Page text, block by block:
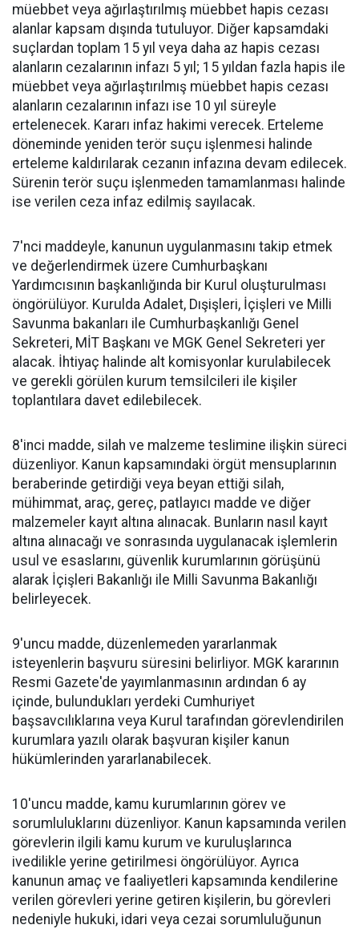
müebbet veya ağırlaştırılmış müebbet hapis cezası
alanlar kapsam dışında tutuluyor. Diğer kapsamdaki
suçlardan toplam 15 yıl veya daha az hapis cezası
alanların cezalarının infazı 5 yıl; 15 yıldan fazla hapis ile
müebbet veya ağırlaştırılmış müebbet hapis cezası
alanların cezalarının infazı ise 10 yıl süreyle
ertelenecek. Kararı infaz hakimi verecek. Erteleme
döneminde yeniden terör suçu işlenmesi halinde
erteleme kaldırılarak cezanın infazına devam edilecek.
Sürenin terör suçu işlenmeden tamamlanması halinde
ise verilen ceza infaz edilmiş sayılacak.
7'nci maddeyle, kanunun uygulanmasını takip etmek
ve değerlendirmek üzere Cumhurbaşkanı
Yardımcısının başkanlığında bir Kurul oluşturulması
öngörülüyor. Kurulda Adalet, Dışişleri, İçişleri ve Milli
Savunma bakanları ile Cumhurbaşkanlığı Genel
Sekreteri, MİT Başkanı ve MGK Genel Sekreteri yer
alacak. İhtiyaç halinde alt komisyonlar kurulabilecek
ve gerekli görülen kurum temsilcileri ile kişiler
toplantılara davet edilebilecek.
8'inci madde, silah ve malzeme teslimine ilişkin süreci
düzenliyor. Kanun kapsamındaki örgüt mensuplarının
beraberinde getirdiği veya beyan ettiği silah,
mühimmat, araç, gereç, patlayıcı madde ve diğer
malzemeler kayıt altına alınacak. Bunların nasıl kayıt
altına alınacağı ve sonrasında uygulanacak işlemlerin
usul ve esaslarını, güvenlik kurumlarının görüşünü
alarak İçişleri Bakanlığı ile Milli Savunma Bakanlığı
belirleyecek.
9'uncu madde, düzenlemeden yararlanmak
isteyenlerin başvuru süresini belirliyor. MGK kararının
Resmi Gazete'de yayımlanmasının ardından 6 ay
içinde, bulundukları yerdeki Cumhuriyet
başsavcılıklarına veya Kurul tarafından görevlendirilen
kurumlara yazılı olarak başvuran kişiler kanun
hükümlerinden yararlanabilecek.
10'uncu madde, kamu kurumlarının görev ve
sorumluluklarını düzenliyor. Kanun kapsamında verilen
görevlerin ilgili kamu kurum ve kuruluşlarınca
ivedilikle yerine getirilmesi öngörülüyor. Ayrıca
kanunun amaç ve faaliyetleri kapsamında kendilerine
verilen görevleri yerine getiren kişilerin, bu görevleri
nedeniyle hukuki, idari veya cezai sorumluluğunun